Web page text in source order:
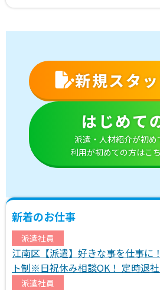
新規スタ
はじめて
派遣・人材紹介が初め
利用が初めての方はこち
新着のお仕事
派遣社員
江南区【派遣】好きな事を仕事に
ト制※日祝休み相談OK！ 定時退
派遣社員